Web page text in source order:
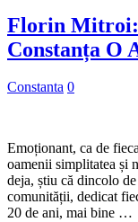
Florin Mitroi:
Constanța O
Constanta 0
Emoționant, ca de
oamenii simplitatea și
deja, știu că dincolo
comunității, dedicat
20 de ani, mai bine …